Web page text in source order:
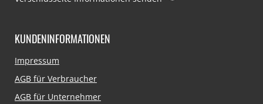
KUNDENINFORMATIONEN
Navigation
Impressum
AGB für Verbraucher
AGB für Unternehmer